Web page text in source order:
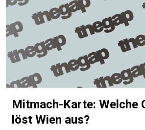
Mitmach-Karte: Welche
löst Wien aus?